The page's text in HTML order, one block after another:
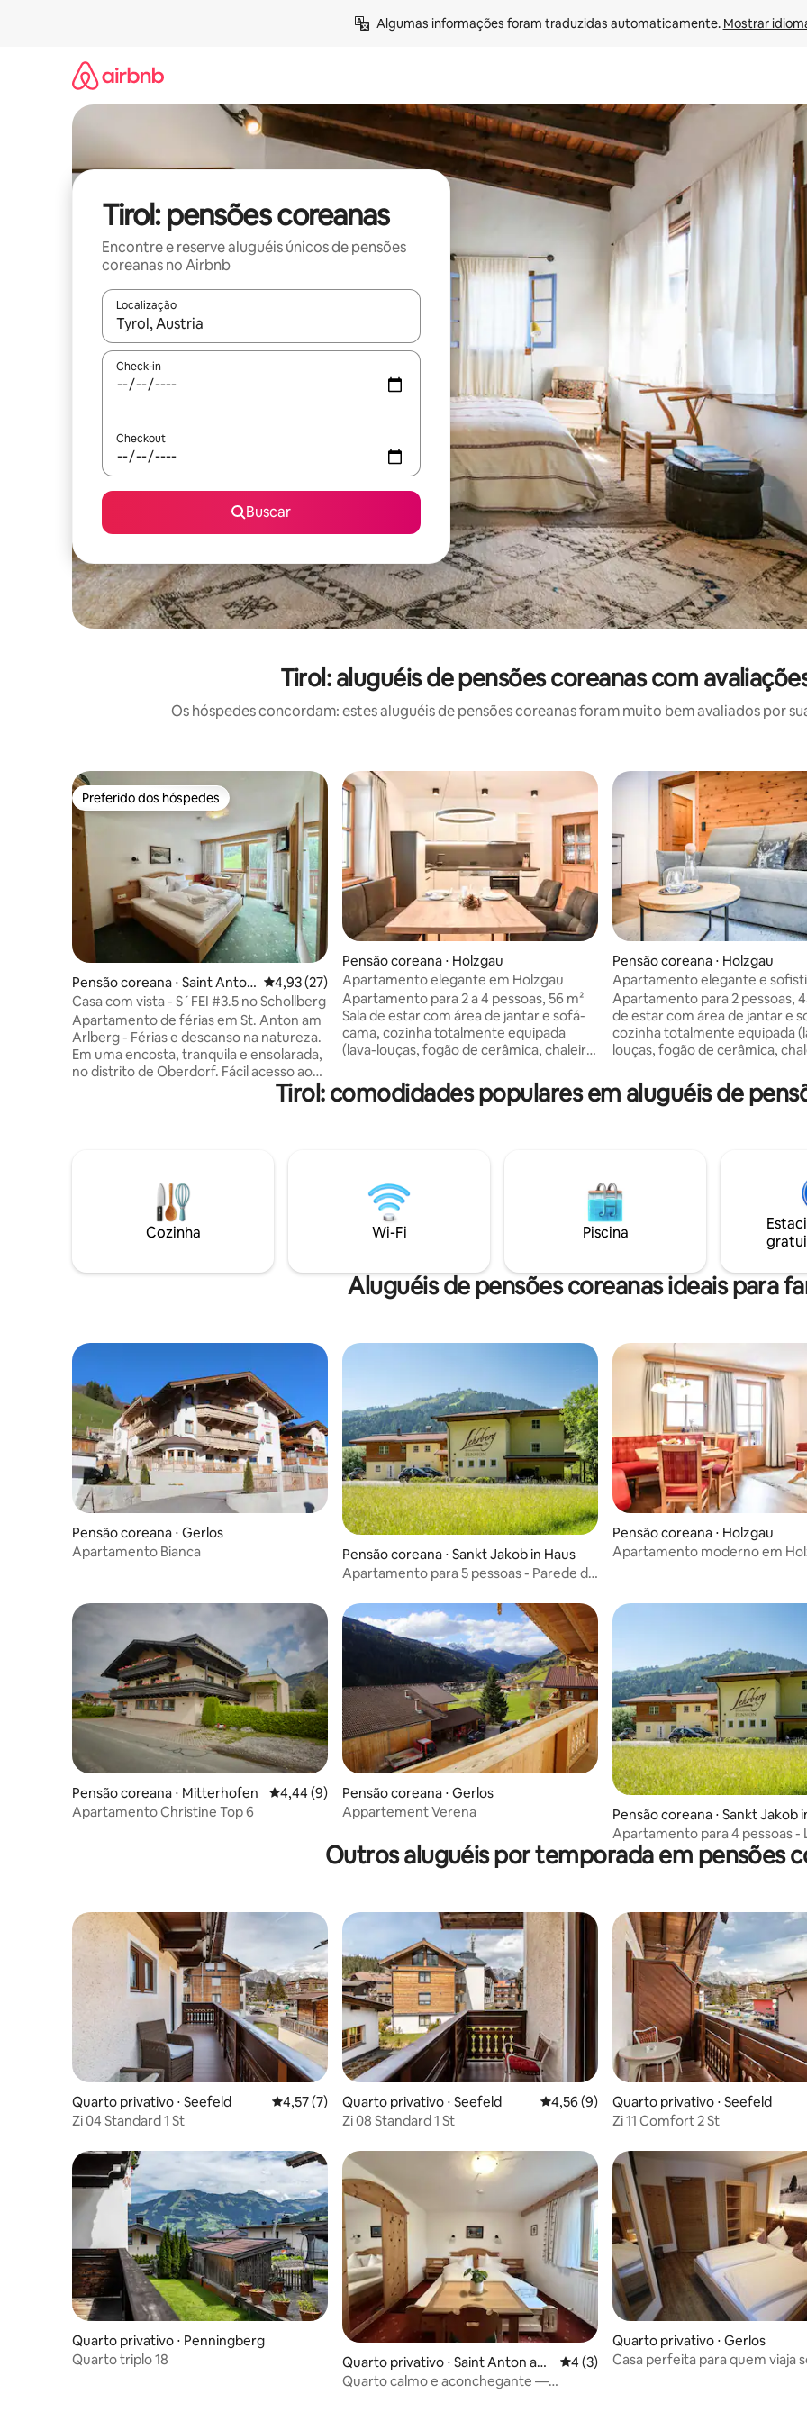
Algumas informações foram traduzidas automaticamente. Mostrar
Tirol: pensões coreanas
Encontre e reserve aluguéis únicos de pensões
coreanas no Airbnb
Localização
Quando os resultados estiverem disponíveis, explore-os usando as seta para cima e para baixo do teclado ou tocando
Check-in
Checkout
Buscar
Tirol: aluguéis de pensões coreanas com
Os hóspedes concordam: estes aluguéis de pensões coreanas foram muito bem avaliados por
Preferido dos hóspedes
Preferido dos hóspedes
Pensão coreana ⋅ Saint Anton
am Arlberg
4,93 de uma avaliação média de 5, 27 avaliações
4,93 (27)
Casa com vista - S´FEI #3.5 no Schollberg
Apartamento de férias em St. Anton am
Arlberg - Férias e descanso na natureza.
Em uma encosta, tranquila e ensolarada,
no distrito de Oberdorf. Fácil acesso aos
teleféricos e ao centro (3-5 min. a
descer), bem como uma vista livre das
Estacionamento gratuito disponível.
Empresa familiar. Não incluído o imposto
local € 3,00 ppn e limpeza final € 45,00
Pensão coreana ⋅ Holzgau
Apartamento elegante em Holzgau
Apartamento para 2 a 4 pessoas, 56 m²
Sala de estar com área de jantar e sofá-
cama, cozinha totalmente equipada
(lava-louças, fogão de cerâmica, chaleira,
filtro / máquina de café Nespresso,
geladeira com freezer), quarto, banheiro
e de banho, aquecedor de toalhas,
espelho de maquiagem e secador de
cabelo.
Pensão coreana ⋅ Holzgau
Apartamento elegante e
Alpes do Vale do Lech
Apartamento para 2 pessoas, 45
de estar com área de jantar e
cozinha totalmente equipada
louças, fogão de cerâmica,
filtro / máquina de café
geladeira com freezer),
encontrará cosméticos, toalhas
e de banho, aquecedor de
espelho de maquiagem e
cabelo.
Tirol: comodidades populares em aluguéis de
Cozinha Wi-Fi Piscina
Aluguéis de pensões coreanas ideais para
Pensão coreana ⋅ Gerlos
Apartamento Bianca
Pensão coreana ⋅ Sankt Jakob in Haus
Apartamento para 5 pessoas - Parede de
Pensão coreana ⋅ Holzgau
Apartamento moderno em
Pensão coreana ⋅ Mitterhofen 4,44 de uma avaliação média de 5, 9 avaliações
4,44 (9)
Apartamento Christine Top 6
Pensão coreana ⋅ Gerlos
Appartement Verena
Pensão coreana ⋅ Sankt Jakob
Apartamento para 4 pessoas -
Steinberge
Outros aluguéis por temporada em pensões
Quarto privativo ⋅ Seefeld 4,57 de uma avaliação média de 5, 7 avaliações
4,57 (7)
Zi 04 Standard 1 St
Quarto privativo ⋅ Seefeld 4,56 de uma avaliação média de 5, 9
4,56 (9)
Zi 08 Standard 1 St
Quarto privativo ⋅ Seefeld
Zi 11 Comfort 2 St
Quarto privativo ⋅ Penningberg
Quarto triplo 18
Quarto privativo ⋅ Saint Anton am
Arlberg
4 de uma avaliação média de 5, 3
4 (3)
Quarto calmo e aconchegante —
Quarto privativo ⋅ Gerlos
Casa perfeita para quem viaja